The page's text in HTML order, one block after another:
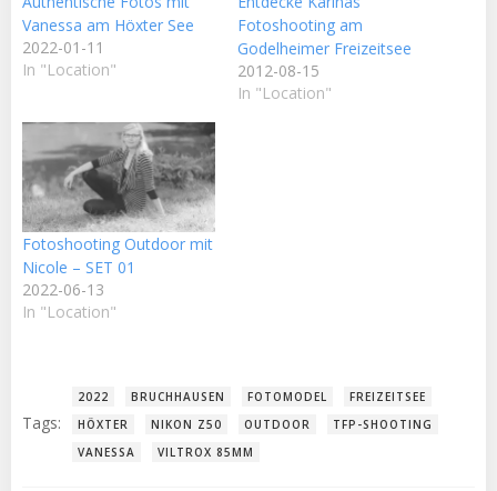
Vanessa am Höxter See
2022-01-11
In "Location"
Fotoshooting am
Godelheimer Freizeitsee
2012-08-15
In "Location"
Fotoshooting Outdoor mit
Nicole – SET 01
2022-06-13
In "Location"
Tags:
2022 BRUCHHAUSEN FOTOMODEL
FREIZEITSEE
HÖXTER
NIKON Z50 OUTDOOR
TFP-SHOOTING
VANESSA
VILTROX 85MM